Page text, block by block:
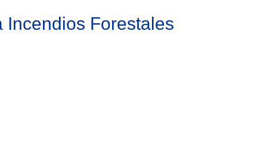
Incendios Forestales